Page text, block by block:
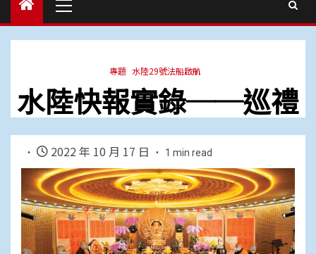
Menu
專題 水陸29號法船啟航
水陸快報實錄──巡禮
2022 年 10 月 17 日 1 min read